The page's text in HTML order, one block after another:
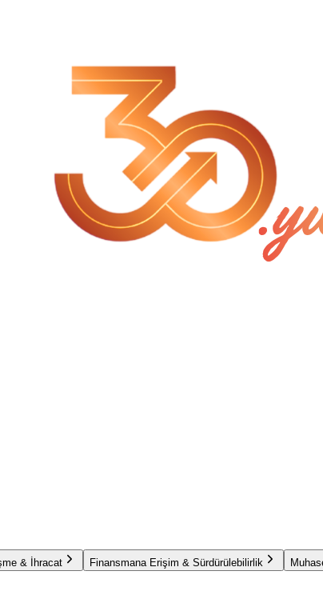
& İhracat Finansmana Erişim & Sürdürülebilirlik